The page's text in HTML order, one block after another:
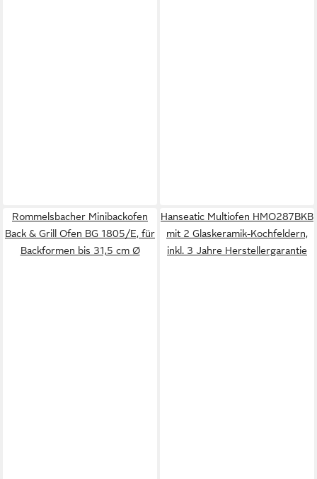
Rommelsbacher Minibackofen
Back & Grill Ofen BG 1805/E, für
Backformen bis 31,5 cm Ø
Hanseatic Multiofen HMO287BKB
mit 2 Glaskeramik-Kochfeldern,
inkl. 3 Jahre Herstellergarantie